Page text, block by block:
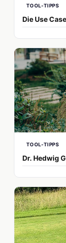
TOOL-TIPPS
Die Use
TOOL-TIPPS
Dr. Hedwig